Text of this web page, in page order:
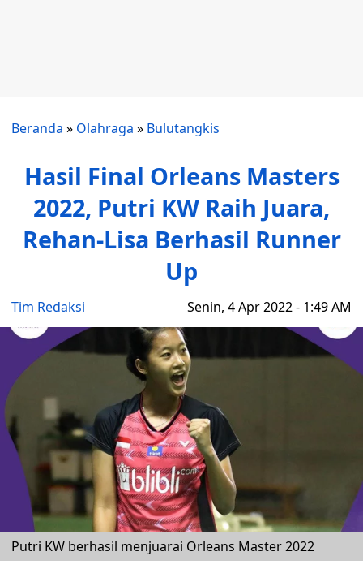
Beranda » Olahraga » Bulutangkis
Hasil Final Orleans Masters
2022, Putri KW Raih Juara,
Rehan-Lisa Berhasil Runner
Up
Tim Redaksi Senin, 4 Apr 2022 - 1:49 AM
Putri KW berhasil menjuarai Orleans Master 2022